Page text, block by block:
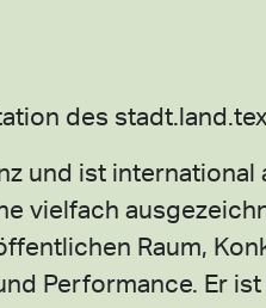
des
und ist
vielfach
Raum,
Performance. Er